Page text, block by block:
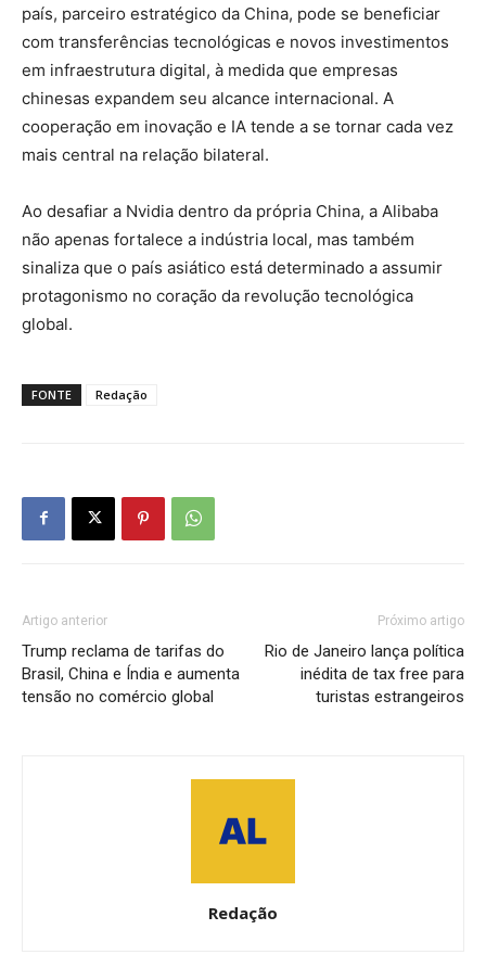
país, parceiro estratégico da China, pode se beneficiar
com transferências tecnológicas e novos investimentos
em infraestrutura digital, à medida que empresas
chinesas expandem seu alcance internacional. A
cooperação em inovação e IA tende a se tornar cada vez
mais central na relação bilateral.
Ao desafiar a Nvidia dentro da própria China, a Alibaba
não apenas fortalece a indústria local, mas também
sinaliza que o país asiático está determinado a assumir
protagonismo no coração da revolução tecnológica
global.
FONTE Redação
Artigo anterior
Trump reclama de tarifas do
Brasil, China e Índia e aumenta
tensão no comércio global
Próximo artigo
Rio de Janeiro lança política
inédita de tax free para
turistas estrangeiros
Redação